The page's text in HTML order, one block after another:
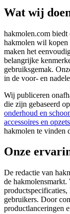
Wat wij
hakmolen.com biedt
hakmolen wil kopen
maken het
belangrijke
gebruiksgemak.
in de voor- en
Wij publiceren
die zijn gebaseerd
onderhoud en
accessoires en
hakmolen te vinden
Onze
De redactie van
de hakmolensmarkt.
gebruikers. Door
productlanceringen